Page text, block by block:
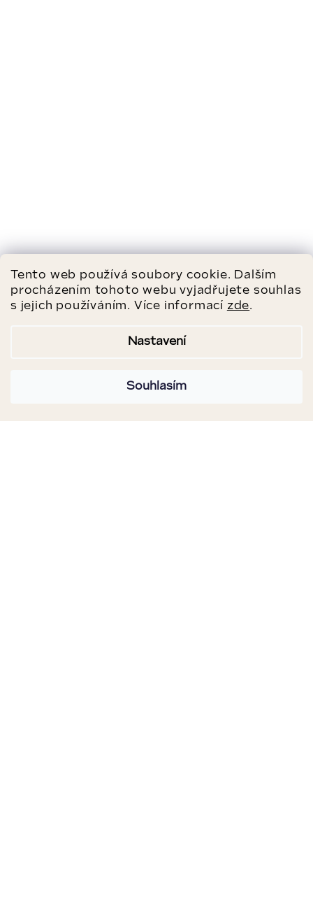
Tento web používá soubory cookie. Dalším
procházením tohoto webu vyjadřujete souhlas
s jejich používáním. Více informací zde.
Nastavení
Souhlasím